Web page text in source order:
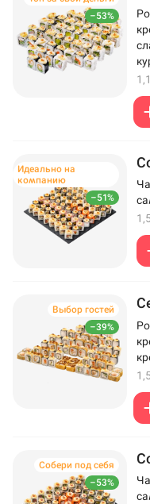
–53%
–51%
Идеально на
компанию
–39%
Выбор гостей
–53%
Собери под себя